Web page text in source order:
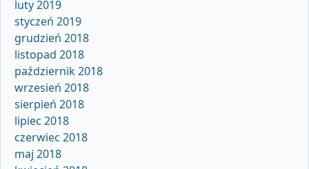
luty 2019
styczeń 2019
grudzień 2018
listopad 2018
październik 2018
wrzesień 2018
sierpień 2018
lipiec 2018
czerwiec 2018
maj 2018